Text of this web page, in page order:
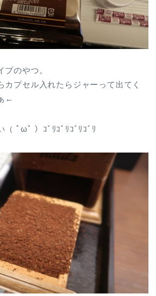
プのやつ。
カプセル入れたらジャーって出てく
←
（ ﾟωﾟ ）ｺﾞﾘｺﾞﾘｺﾞﾘｺﾞﾘ